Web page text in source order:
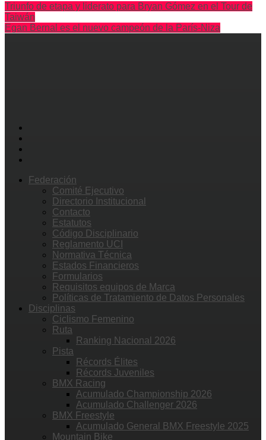
Triunfo de etapa y liderato para Bryan Gómez en el Tour de
Taiwán
Egan Bernal es el nuevo campeón de la París-Niza
Federación
Comité Ejecutivo
Directorio Institucional
Contacto
Estatutos
Código Disciplinario
Reglamento UCI
Normativa Técnica
Estados Financieros
Formularios
Requisitos equipos de Marca
Políticas de Tratamiento de Datos Personales
Disciplinas
Ciclismo Femenino
Ruta
Ranking Nacional 2026
Pista
Récords Élites
Récords Juveniles
BMX Racing
Acumulado Championship 2026
Acumulado Challenger 2026
BMX Freestyle
Acumulado General BMX Freestyle 2025
Mountain Bike